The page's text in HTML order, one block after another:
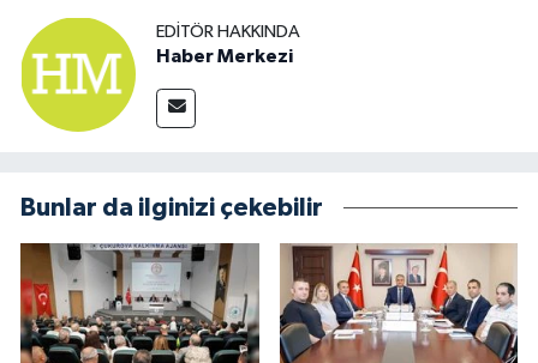
EDITÖR HAKKINDA
Haber Merkezi
Bunlar da ilginizi çekebilir